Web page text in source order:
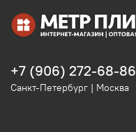
+7 (906) 272-68-86
Санкт-Петербург | Москва